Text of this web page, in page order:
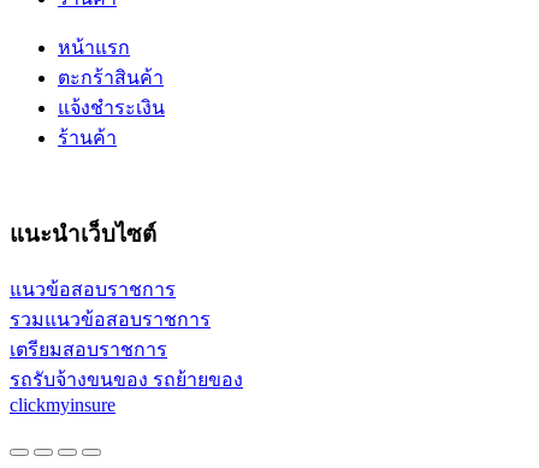
หน้าแรก
ตะกร้าสินค้า
แจ้งชำระเงิน
ร้านค้า
แนะนำเว็บไซต์
แนวข้อสอบราชการ
รวมแนวข้อสอบราชการ
เตรียมสอบราชการ
รถรับจ้างขนของ รถย้ายของ
clickmyinsure